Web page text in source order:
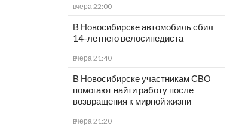
вчера 22:00
В Новосибирске автомобиль сбил
14-летнего велосипедиста
вчера 21:40
В Новосибирске участникам СВО
помогают найти работу после
возвращения к мирной жизни
вчера 21:20